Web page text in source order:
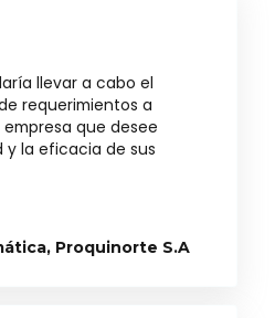
llevar a cabo el
requerimientos a
que desee
y la eficacia de sus
Proquinorte S.A